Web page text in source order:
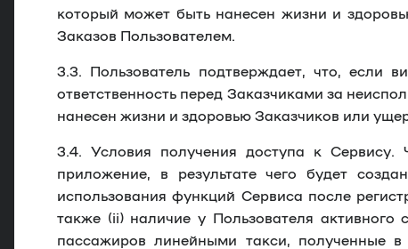
который может быть нанесен жизни и
Заказов Пользователем.
3.3.
Пользователь подтверждает, что, если
ответственность перед Заказчиками за
нанесен жизни и здоровью Заказчиков или
3.4.
Условия получения доступа к Сервису.
приложение, в результате чего будет
использования функций Сервиса после
также (ii) наличие у Пользователя
пассажиров линейными такси, полученные